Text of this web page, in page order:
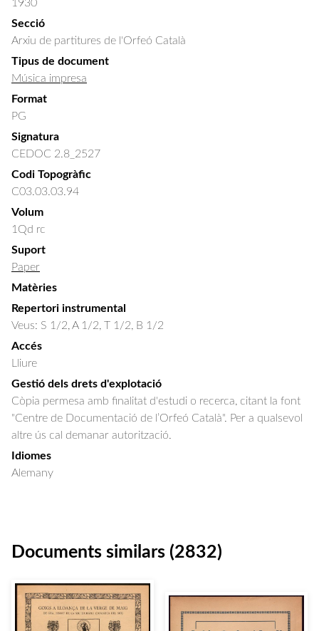
1930
Secció
Arxiu de partitures de l'Orfeó Català
Tipus de document
Música impresa
Format
PG
Signatura
CEDOC 2.8_2527
Codi Topogràfic
C03.03.03.94
Volum
1Qd rc
Suport
Paper
Matèries
Repertori instrumental
Veus: S 1/2, A 1/2, T 1/2, B 1/2
Accés
Lliure
Gestió dels drets d'explotació
Còpia permesa amb finalitat d'estudi o recerca, citant la font
"Centre de Documentació de l’Orfeó Català". Per a qualsevol
altre ús cal demanar autorització.
Idiomes
Alemany
Documents similars (2832)